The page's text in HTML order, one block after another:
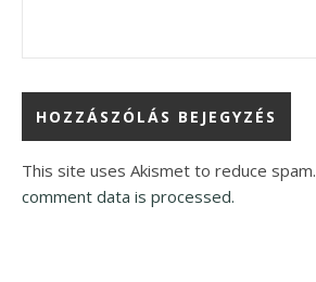
This site uses Akismet to reduce spam.
comment data is processed.